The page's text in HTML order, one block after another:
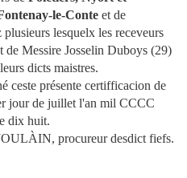
le-Conte et de
lesquelx les receveurs
de Messire Josselin Duboys (29)
dicts maistres.
ceste présente certifficacion de
jour de juillet l'an mil CCCC
dix huit.
procureur desdict fiefs.